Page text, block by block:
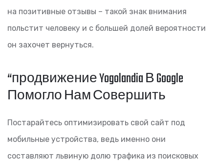
на позитивные отзывы – такой знак внимания
польстит человеку и с большей долей вероятности
он захочет вернуться.
“продвижение Yogolandia В Google
Помогло Нам Совершить
Постарайтесь оптимизировать свой сайт под
мобильные устройства, ведь именно они
составляют львиную долю трафика из поисковых